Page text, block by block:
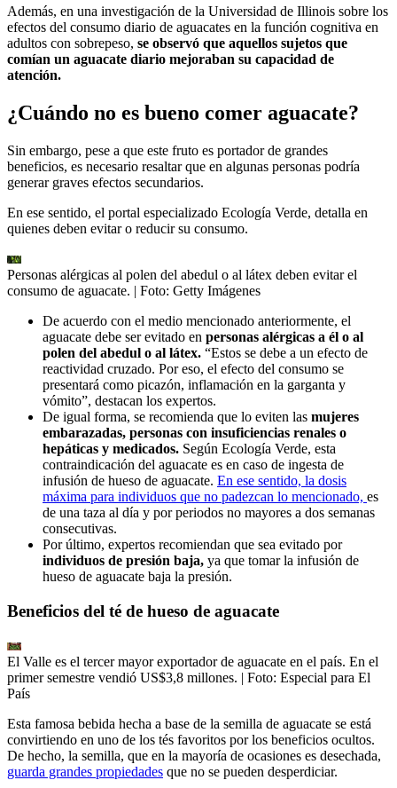
Además, en una investigación de la Universidad de Illinois sobre los
efectos del consumo diario de aguacates en la función cognitiva en
adultos con sobrepeso, se observó que aquellos sujetos que
comían un aguacate diario mejoraban su capacidad de
atención.
¿Cuándo no es bueno comer aguacate?
Sin embargo, pese a que este fruto es portador de grandes
beneficios, es necesario resaltar que en algunas personas podría
generar graves efectos secundarios.
En ese sentido, el portal especializado Ecología Verde, detalla en
quienes deben evitar o reducir su consumo.
Personas alérgicas al polen del abedul o al látex deben evitar el
consumo de aguacate. | Foto: Getty Imágenes
De acuerdo con el medio mencionado anteriormente, el
aguacate debe ser evitado en personas alérgicas a él o al
polen del abedul o al látex. “Estos se debe a un efecto de
reactividad cruzado. Por eso, el efecto del consumo se
presentará como picazón, inflamación en la garganta y
vómito”, destacan los expertos.
De igual forma, se recomienda que lo eviten las mujeres
embarazadas, personas con insuficiencias renales o
hepáticas y medicados. Según Ecología Verde, esta
contraindicación del aguacate es en caso de ingesta de
infusión de hueso de aguacate. En ese sentido, la dosis
máxima para individuos que no padezcan lo mencionado, es
de una taza al día y por periodos no mayores a dos semanas
consecutivas.
Por último, expertos recomiendan que sea evitado por
individuos de presión baja, ya que tomar la infusión de
hueso de aguacate baja la presión.
Beneficios del té de hueso de aguacate
El Valle es el tercer mayor exportador de aguacate en el país. En el
primer semestre vendió US$3,8 millones. | Foto: Especial para El
País
Esta famosa bebida hecha a base de la semilla de aguacate se está
convirtiendo en uno de los tés favoritos por los beneficios ocultos.
De hecho, la semilla, que en la mayoría de ocasiones es desechada,
guarda grandes propiedades que no se pueden desperdiciar.